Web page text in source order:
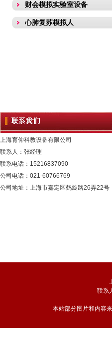
财会模拟实验室设备
心肺复苏模拟人
上海育仰科教设备有限公司
联系人：张经理
联系电话：15216837090
公司电话：021-60766769
公司地址：上海市嘉定区鹤旋路26弄22号
联系
本站部分图片和内容